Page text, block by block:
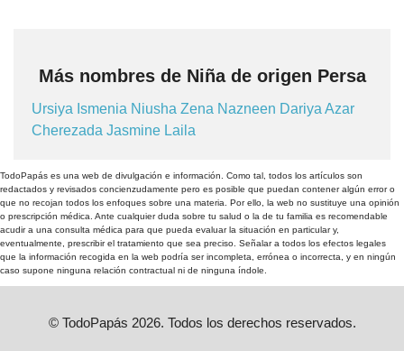
Más nombres de Niña de origen Persa
Ursiya Ismenia Niusha Zena Nazneen Dariya Azar
Cherezada Jasmine Laila
TodoPapás es una web de divulgación e información. Como tal, todos los artículos son
redactados y revisados concienzudamente pero es posible que puedan contener algún error o
que no recojan todos los enfoques sobre una materia. Por ello, la web no sustituye una opinión
o prescripción médica. Ante cualquier duda sobre tu salud o la de tu familia es recomendable
acudir a una consulta médica para que pueda evaluar la situación en particular y,
eventualmente, prescribir el tratamiento que sea preciso. Señalar a todos los efectos legales
que la información recogida en la web podría ser incompleta, errónea o incorrecta, y en ningún
caso supone ninguna relación contractual ni de ninguna índole.
© TodoPapás 2026. Todos los derechos reservados.